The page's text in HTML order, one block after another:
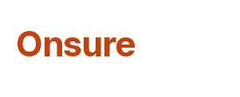
Onsure